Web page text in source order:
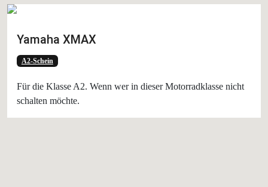
Yamaha XMAX
A2-Schein
Für die Klasse A2. Wenn wer in dieser Motorradklasse nicht
schalten möchte.